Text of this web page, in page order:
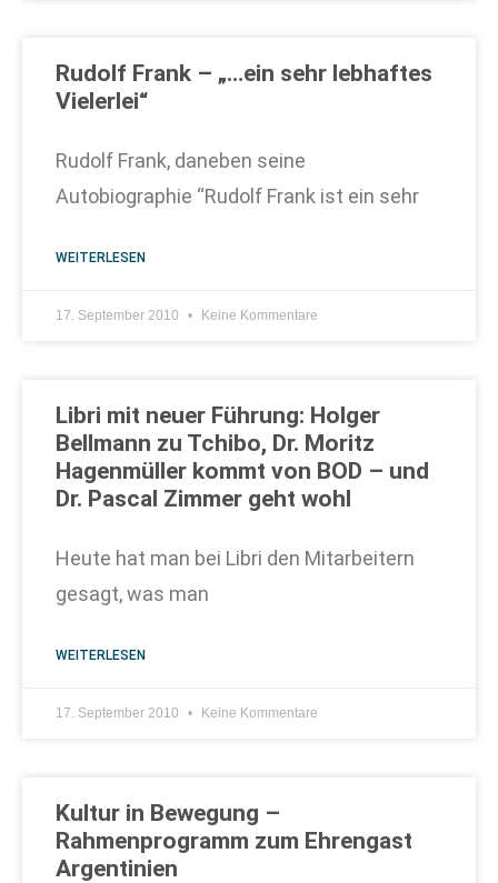
Rudolf Frank – „…ein sehr lebhaftes
Vielerlei“
Rudolf Frank, daneben seine
Autobiographie “Rudolf Frank ist ein sehr
WEITERLESEN
17. September 2010 Keine Kommentare
Libri mit neuer Führung: Holger
Bellmann zu Tchibo, Dr. Moritz
Hagenmüller kommt von BOD – und
Dr. Pascal Zimmer geht wohl
Heute hat man bei Libri den Mitarbeitern
gesagt, was man
WEITERLESEN
17. September 2010 Keine Kommentare
Kultur in Bewegung –
Rahmenprogramm zum Ehrengast
Argentinien